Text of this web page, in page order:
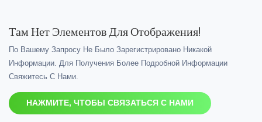
Там Нет Элементов Для Отображения!
По Вашему Запросу Не Было Зарегистрировано Никакой
Информации. Для Получения Более Подробной Информации
Свяжитесь С Нами.
НАЖМИТЕ, ЧТОБЫ СВЯЗАТЬСЯ С НАМИ